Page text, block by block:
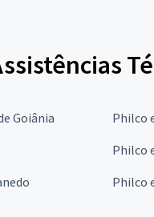
Goiânia Philco
Philco
Philco